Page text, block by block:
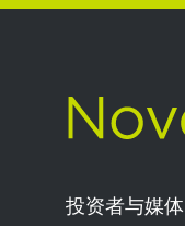
投资者与媒体